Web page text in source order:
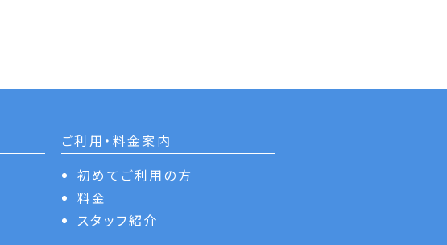
ご利用・料金案内
初めてご利用の方
料金
スタッフ紹介